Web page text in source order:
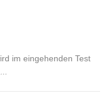
im eingehenden Test